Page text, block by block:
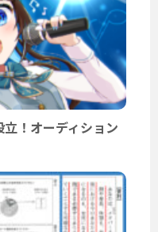
！オーディション